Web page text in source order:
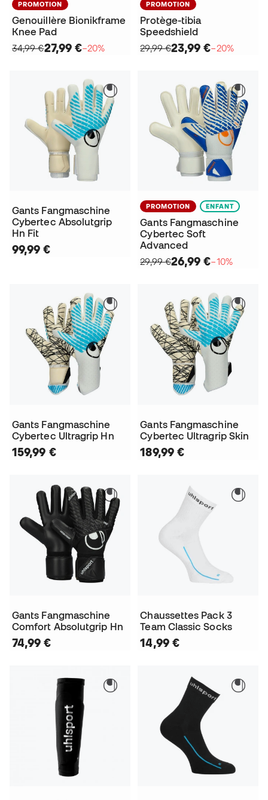
PROMOTION
Genouillère Bionikframe
Knee Pad
34,99 €27,99 €−20%
PROMOTION
Protège-tibia
Speedshield
29,99 €23,99 €−20%
Gants Fangmaschine
Cybertec Absolutgrip
Hn Fit
99,99 €
PROMOTION ENFANT
Gants Fangmaschine
Cybertec Soft
Advanced
29,99 €26,99 €−10%
Gants Fangmaschine
Cybertec Ultragrip Hn
159,99 €
Gants Fangmaschine
Cybertec Ultragrip Skin
189,99 €
Gants Fangmaschine
Comfort Absolutgrip Hn
74,99 €
Chaussettes Pack 3
Team Classic Socks
14,99 €